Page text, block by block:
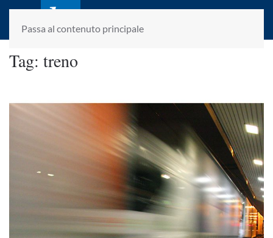
Passa al contenuto principale
laletteraturaenoi.it
fondato da Romano Luperini
Tag: treno